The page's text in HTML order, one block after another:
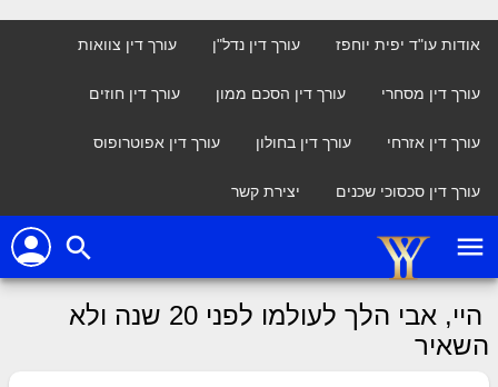
אודות עו"ד יפית יוחפז עורך דין נדל"ן עורך דין צוואות
עורך דין מסחרי עורך דין הסכם ממון עורך דין חוזים
עורך דין אזרחי עורך דין בחולון עורך דין אפוטרופוס
עורך דין סכסוכי שכנים יצירת קשר
menu
search
person
היי, אבי הלך לעולמו לפני 20 שנה ולא
השאיר